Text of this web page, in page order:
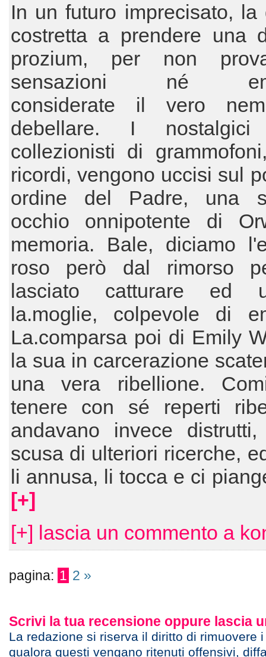
In un futuro imprecisato, la
costretta a prendere una
prozium, per non
sensazioni né
considerate il vero
debellare. I nostalgici
collezionisti di
ricordi, vengono uccisi sul
ordine del Padre, una
occhio onnipotente di
memoria. Bale, diciamo
roso però dal rimorso
lasciato catturare ed
la.moglie, colpevole di
La.comparsa poi di Emily
la sua in carcerazione
una vera ribellione.
tenere con sé reperti
andavano invece
scusa di ulteriori ricerche,
li annusa, li tocca e ci
[+]
[+] lascia un commento a
pagina: 1 2 »
Scrivi la tua recensione oppure lascia
La redazione si riserva il diritto di rimuovere
qualora questi vengano ritenuti offensivi,